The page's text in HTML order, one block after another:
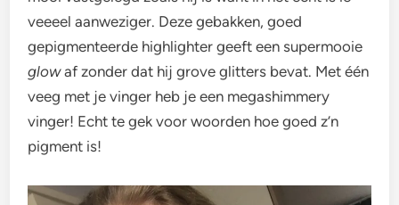
veeeel aanweziger. Deze gebakken, goed
gepigmenteerde highlighter geeft een supermooie
glowaf zonder dat hij grove glitters bevat. Met één
veeg met je vinger heb je een megashimmery
vinger! Echt te gek voor woorden hoe goed z’n
pigment is!